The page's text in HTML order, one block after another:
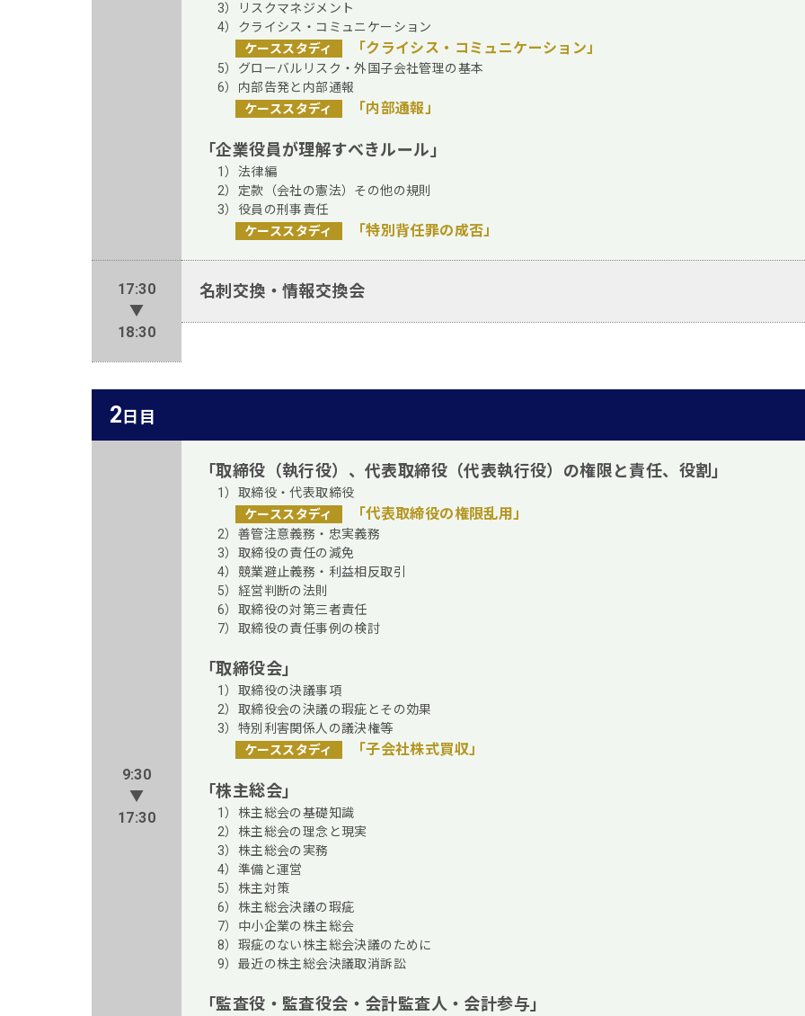
3）リスクマネジメント
4）クライシス・コミュニケーション
ケーススタディ
「クライシス・コミュニケーション」
5）グローバルリスク・外国子会社管理の基本
6）内部告発と内部通報
ケーススタディ
「内部通報」
「企業役員が理解すべきルール」
1）法律編
2）定款（会社の憲法）その他の規則
3）役員の刑事責任
ケーススタディ
「特別背任罪の成否」
17:30
▼
18:30
名刺交換・情報交換会
2 日目
9:30
▼
17:30
「取締役（執行役）、代表取締役（代表執行役）の権限と責任、役割」
1）取締役・代表取締役
ケーススタディ
「代表取締役の権限乱用」
2）善管注意義務・忠実義務
3）取締役の責任の減免
4）競業避止義務・利益相反取引
5）経営判断の法則
6）取締役の対第三者責任
7）取締役の責任事例の検討
「取締役会」
1）取締役の決議事項
2）取締役会の決議の瑕疵とその効果
3）特別利害関係人の議決権等
ケーススタディ
「子会社株式買収」
「株主総会」
1）株主総会の基礎知識
2）株主総会の理念と現実
3）株主総会の実務
4）準備と運営
5）株主対策
6）株主総会決議の瑕疵
7）中小企業の株主総会
8）瑕疵のない株主総会決議のために
9）最近の株主総会決議取消訴訟
「監査役・監査役会・会計監査人・会計参与」